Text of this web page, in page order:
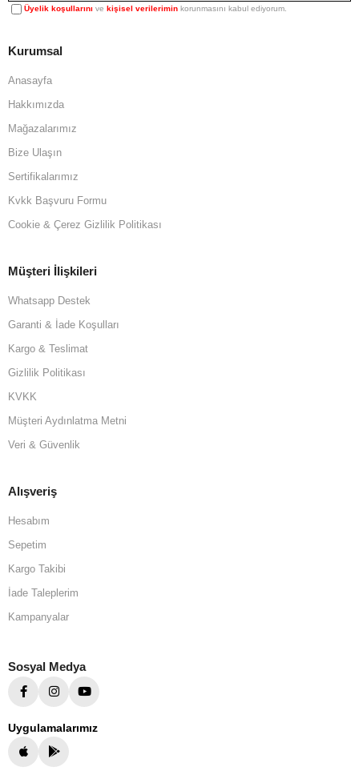
Üyelik koşullarını ve kişisel verilerimin korunmasını kabul ediyorum.
Kurumsal
Anasayfa
Hakkımızda
Mağazalarımız
Bize Ulaşın
Sertifikalarımız
Kvkk Başvuru Formu
Cookie & Çerez Gizlilik Politikası
Müşteri İlişkileri
Whatsapp Destek
Garanti & İade Koşulları
Kargo & Teslimat
Gizlilik Politikası
KVKK
Müşteri Aydınlatma Metni
Veri & Güvenlik
Alışveriş
Hesabım
Sepetim
Kargo Takibi
İade Taleplerim
Kampanyalar
Sosyal Medya
Uygulamalarımız